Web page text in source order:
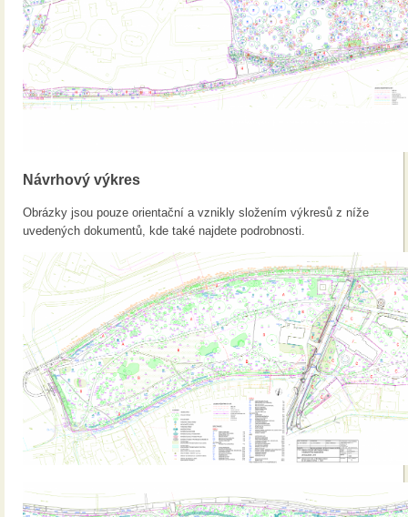
Návrhový výkres
Obrázky jsou pouze orientační a vznikly složením výkresů z níže
uvedených dokumentů, kde také najdete podrobnosti.